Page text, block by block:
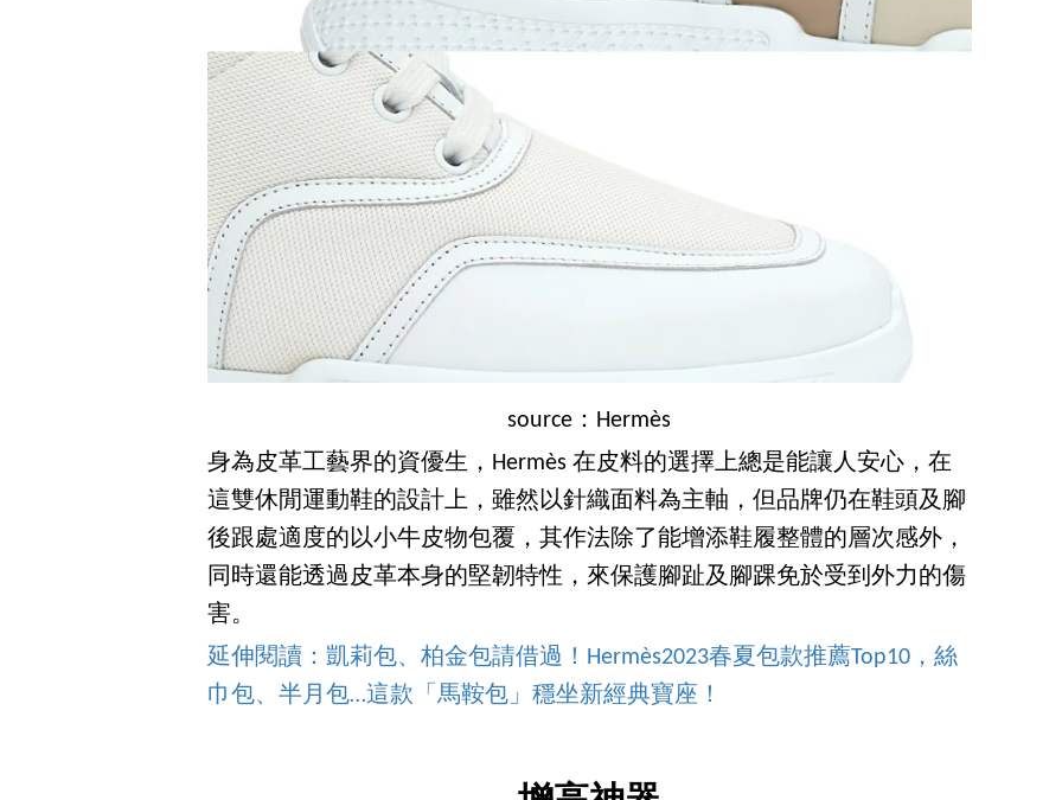
source：Hermès
身為皮革工藝界的資優生，Hermès 在皮料的選擇上總是能讓人安心，在
這雙休閒運動鞋的設計上，雖然以針織面料為主軸，但品牌仍在鞋頭及腳
後跟處適度的以小牛皮物包覆，其作法除了能增添鞋履整體的層次感外，
同時還能透過皮革本身的堅韌特性，來保護腳趾及腳踝免於受到外力的傷
害。
延伸閱讀：凱莉包、柏金包請借過！Hermès2023春夏包款推薦Top10，絲
巾包、半月包…這款「馬鞍包」穩坐新經典寶座！